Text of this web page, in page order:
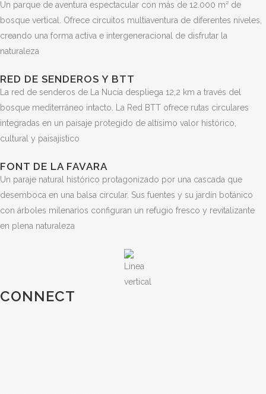
Un parque de aventura espectacular con más de 12.000 m² de
bosque vertical. Ofrece circuitos multiaventura de diferentes niveles,
creando una forma activa e intergeneracional de disfrutar la
naturaleza
RED DE SENDEROS Y BTT
La red de senderos de La Nucía despliega 12,2 km a través del
bosque mediterráneo intacto. La Red BTT ofrece rutas circulares
integradas en un paisaje protegido de altísimo valor histórico,
cultural y paisajístico
FONT DE LA FAVARA
Un paraje natural histórico protagonizado por una cascada que
desemboca en una balsa circular. Sus fuentes y su jardín botánico
con árboles milenarios configuran un refugio fresco y revitalizante
en plena naturaleza
CONNECT